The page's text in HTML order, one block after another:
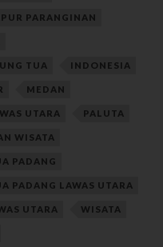
PARANGINAN
TUA INDONESIA
MEDAN
UTARA PALUTA
WISATA
PADANG
PADANG LAWAS UTARA
UTARA WISATA